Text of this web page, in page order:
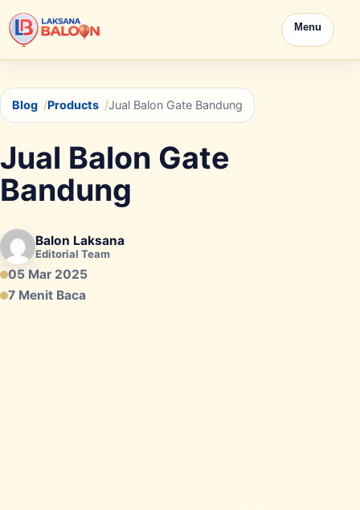
Menu
Blog Products Jual Balon Gate Bandung
Jual Balon Gate
Bandung
Balon Laksana
Editorial Team
05 Mar 2025
7 Menit Baca